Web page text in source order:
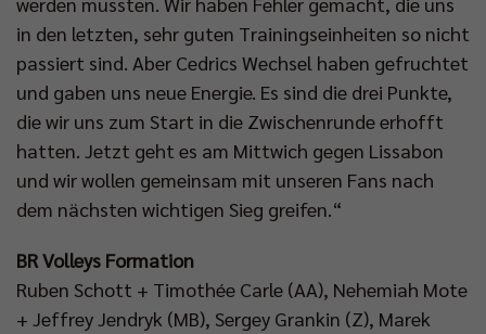
in den letzten, sehr guten Trainingseinheiten so nicht
passiert sind. Aber Cedrics Wechsel haben gefruchtet
und gaben uns neue Energie. Es sind die drei Punkte,
die wir uns zum Start in die Zwischenrunde erhofft
hatten. Jetzt geht es am Mittwich gegen Lissabon
und wir wollen gemeinsam mit unseren Fans nach
dem nächsten wichtigen Sieg greifen.“
BR Volleys Formation
Ruben Schott + Timothée Carle (AA), Nehemiah Mote
+ Jeffrey Jendryk (MB), Sergey Grankin (Z), Marek